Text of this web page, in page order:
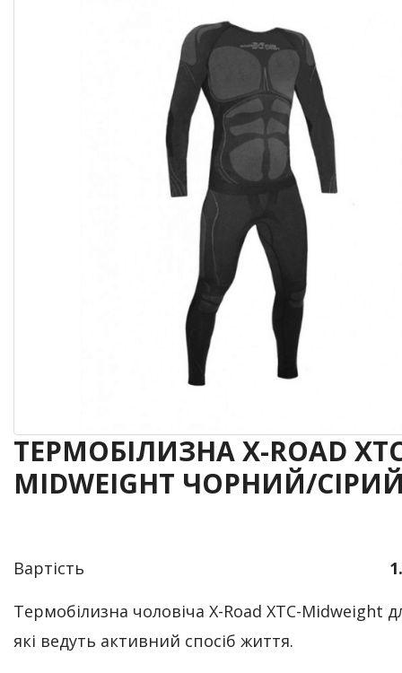
ТЕРМОБІЛИЗНА X-ROAD
MIDWEIGHT ЧОРНИЙ/
Вартість
Термобілизна чоловіча X-Road XTC-Midweight
які ведуть активний спосіб життя.